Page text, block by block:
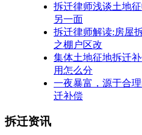
拆迁律师浅谈土地
另一面
拆迁律师解读:房屋
之棚户区改
集体土地征地拆迁
用怎么分
一夜暴富，源于合
迁补偿
拆迁资讯